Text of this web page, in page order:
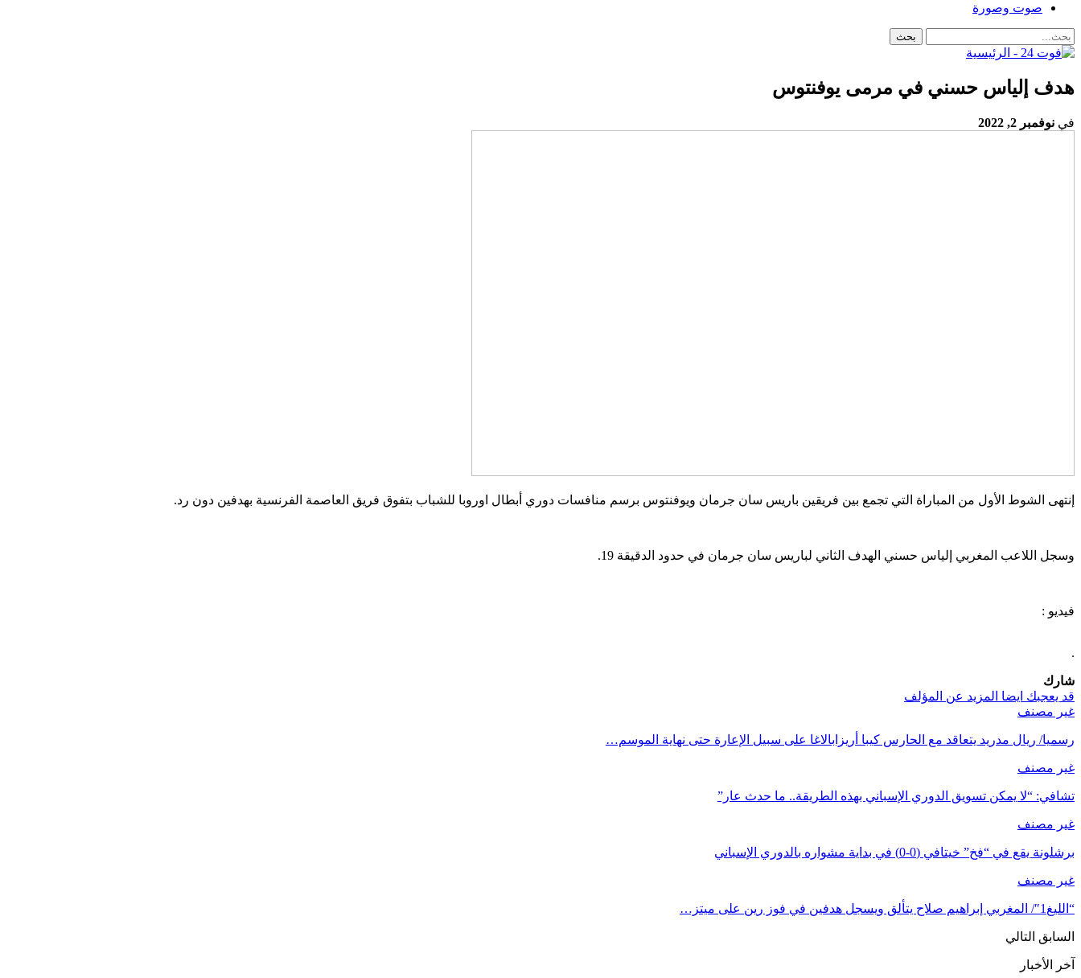
صوت وصورة
هدف إلياس حسني في مرمى يوفنتوس
في نوفمبر 2, 2022
إنتهى الشوط الأول من المباراة التي تجمع بين فريقين باريس سان جرمان ويوفنتوس برسم منافسات دوري أبطال اوروبا للشباب بتفوق فريق العاصمة الفرنسية بهدفين دون رد.
وسجل اللاعب المغربي إلياس حسني الهدف الثاني لباريس سان جرمان في حدود الدقيقة 19.
فيديو :
.
شارك
قد يعجبك ايضا المزيد عن المؤلف
غير مصنف
رسميا/ ريال مدريد يتعاقد مع الحارس كيبا أريزابالاغا على سبيل الإعارة حتى نهاية الموسم…
غير مصنف
تشافي: “لا يمكن تسويق الدوري الإسباني بهذه الطريقة.. ما حدث عار”
غير مصنف
برشلونة يقع في “فخ” خيتافي (0-0) في بداية مشواره بالدوري الإسباني
غير مصنف
“الليغ1″/ المغربي إبراهيم صلاح يتألق ويسجل هدفين في فوز رين على ميتز…
السابق التالي
آخر الأخبار